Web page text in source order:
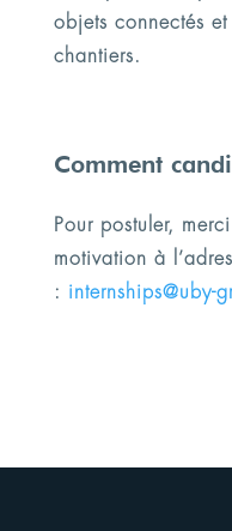
objets connectés
chantiers.
Comment
Pour postuler,
motivation à
: internships@uby-